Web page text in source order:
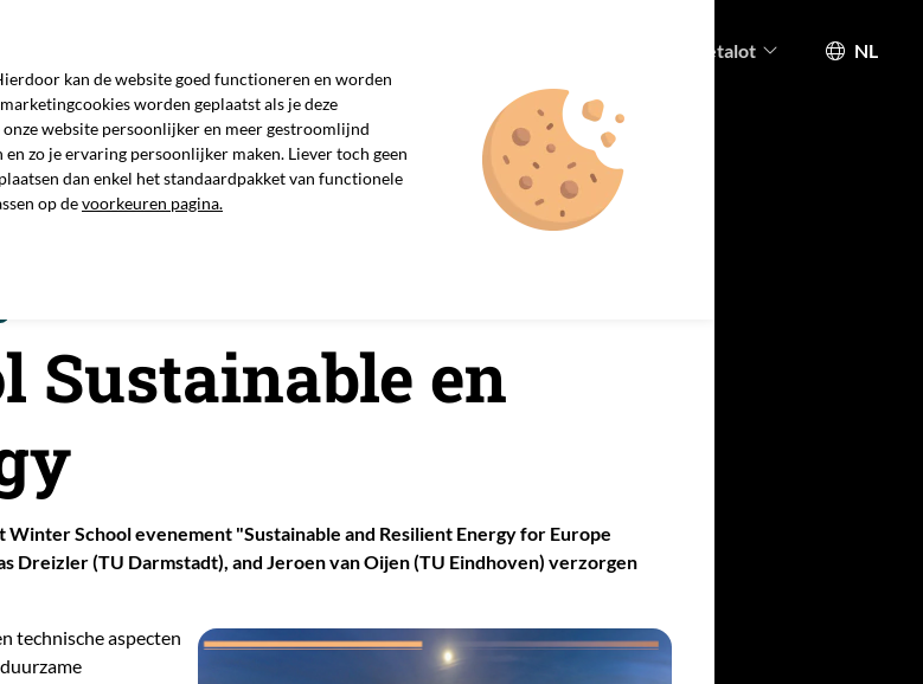
Iron Power
Projecten
Visie
Aluminium Power
Projecten
Zink Power
Projecten
Metalot NL
Sustainable en
School evenement "Sustainable and Resilient Energy for Europe
Dreizler (TU Darmstadt), and Jeroen van Oijen (TU Eindhoven) verzorgen
technische aspecten
kan de website goed functioneren en worden
worden geplaatst als je deze
website persoonlijker en meer gestroomlijnd
zo je ervaring persoonlijker maken. Liever toch geen
dan enkel het standaardpakket van functionele
op devoorkeuren pagina.